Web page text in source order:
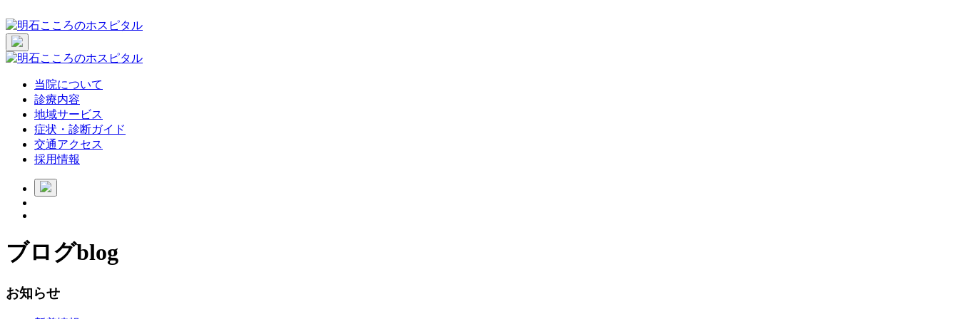
当院について
診療内容
地域サービス
症状・診断ガイド
交通アクセス
採用情報
ブログblog
お知らせ